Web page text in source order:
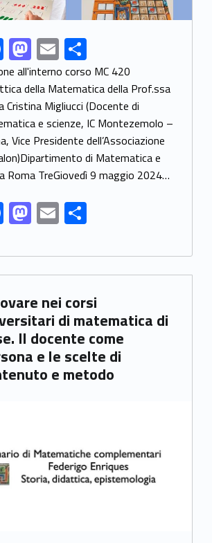
F
ac
e
b
o
o
k
M
as
to
d
o
n
E
m
ai
l
S
h
ar
e
all'interno corso MC 420
della Matematica della Prof.ssa
Cristina Migliucci (Docente di
e scienze, IC Montezemolo –
Vice Presidente dell’Associazione
di Matematica e
Roma TreGiovedì 9 maggio 2024…
F
ac
e
b
o
o
k
M
as
to
d
o
n
E
m
ai
l
S
ar
e
archive-87089 nei corsi
di matematica di
Il docente come
e le scelte di
e metodo